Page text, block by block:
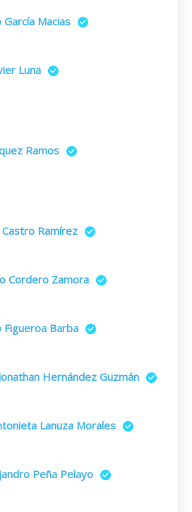
García Macias
Luna
Ramos
Ramírez
Cordero Zamora
Figueroa Barba
Hernández Guzmán
Lanuza Morales
Peña Pelayo